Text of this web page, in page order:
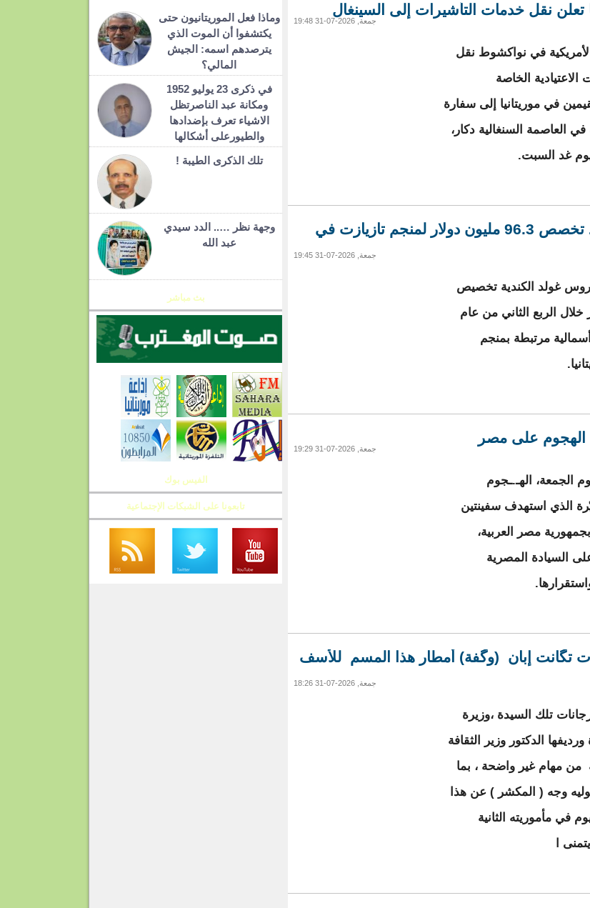
تعلن نقل خدمات التأشيرات إلى السينغال
جمعة, 2026-07-31 19:48
في نواكشوط نقل
الخاصة
في موريتانيا إلى سفارة
في العاصمة السنغالية دكار،
غد السبت.
كينروس غولد تخصص 96.3 مليون دولار لمنجم تازيازت في
جمعة, 2026-07-31 19:45
غولد الكندية تخصيص
خلال الربع الثاني من عام
رأسمالية مرتبطة بمنجم
الهجوم على مصر
جمعة, 2026-07-31 19:29
الجمعة، الهـ.ـجوم
الذي استهدف سفينتين
مصر العربية،
السيادة المصرية
تگانت إبان (وگفة) أمطار هذا المسم للأسف
جمعة, 2026-07-31 18:26
تلك السيدة ،وزيرة
ورديفها الدكتور وزير الثقافة
من مهام غير واضحة ، بما
وجه ( المكشر ) عن هذا
في مأموريته الثانية
ا
وماذا فعل الموريتانيون حتى
يكتشفوا أن الموت الذي
يترصدهم اسمه: الجيش
المالي؟
في ذكرى 23 يوليو 1952
ومكانة عبد الناصرتظل
الاشياء تعرف بإضدادها
والطيورعلى أشكالها
تلك الذكرى الطيبة !
وجهة نظر ….. الدد سيدي
عبد الله
بث مباشر
الفيس بوك
تابعونا على الشبكات الإجتماعية